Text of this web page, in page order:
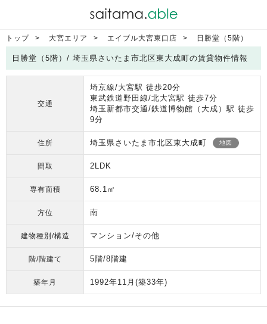
トップ 大宮エリア エイブル大宮東口店 日勝堂（5階）
日勝堂（5階）/ 埼玉県さいたま市北区東大成町の賃貸物件情報
交通
埼京線/大宮駅 徒歩20分
東武鉄道野田線/北大宮駅 徒歩7分
埼玉新都市交通/鉄道博物館（大成）駅 徒歩
9分
住所 埼玉県さいたま市北区東大成町 地図
間取 2LDK
専有面積 68.1㎡
方位 南
建物種別/構造 マンション/その他
階/階建て 5階/8階建
築年月 1992年11月 (築33年)